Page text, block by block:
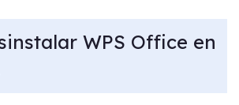
WPS Office en